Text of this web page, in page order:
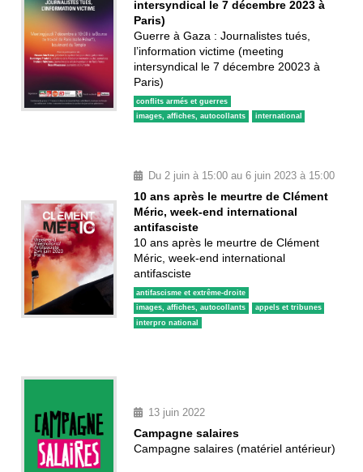
intersyndical le 7 décembre 2023 à
Paris)
Guerre à Gaza : Journalistes tués,
l’information victime (meeting
intersyndical le 7 décembre 20023 à
Paris)
conflits armés et guerres
images, affiches, autocollants
international
Du 2 juin à 15:00 au 6 juin 2023 à 15:00
10 ans après le meurtre de Clément
Méric, week-end international
antifasciste
10 ans après le meurtre de Clément
Méric, week-end international
antifasciste
antifascisme et extrême-droite
images, affiches, autocollants
appels et tribunes
interpro national
13 juin 2022
Campagne salaires
Campagne salaires (matériel antérieur)